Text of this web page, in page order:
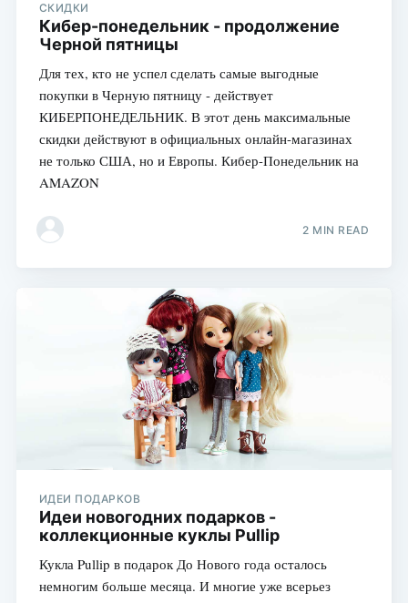
СКИДКИ
Кибер-понедельник - продолжение
Черной пятницы
Для тех, кто не успел сделать самые выгодные
покупки в Черную пятницу - действует
КИБЕРПОНЕДЕЛЬНИК. В этот день максимальные
скидки действуют в официальных онлайн-магазинах
не только США, но и Европы. Кибер-Понедельник на
AMAZON
2 MIN READ
ИДЕИ ПОДАРКОВ
Идеи новогодних подарков -
коллекционные куклы Pullip
Кукла Pullip в подарок До Нового года осталось
немногим больше месяца. И многие уже всерьез